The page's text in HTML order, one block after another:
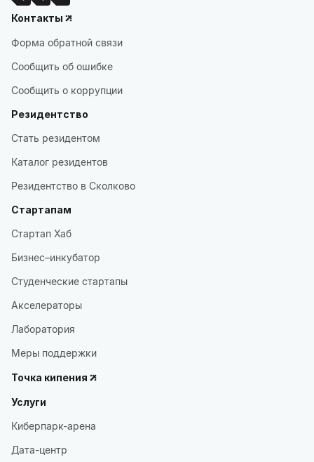
Контакты
Форма обратной связи
Сообщить об ошибке
Сообщить о коррупции
Резидентство
Стать резидентом
Каталог резидентов
Резидентство в Сколково
Стартапам
Стартап Хаб
Бизнес–инкубатор
Студенческие стартапы
Акселераторы
Лаборатория
Меры поддержки
Точка кипения
Услуги
Киберпарк-арена
Дата-центр